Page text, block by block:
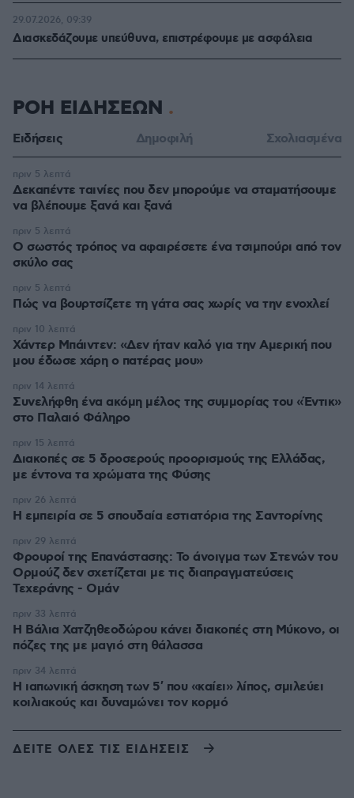
Διασκεδάζουμε υπεύθυνα, επιστρέφουμε με ασφάλεια
29.07.2026, 09:39
ΡΟΗ ΕΙΔΗΣΕΩΝ
Ειδήσεις Δημοφιλή Σχολιασμένα
Δεκαπέντε ταινίες που δεν μπορούμε να σταματήσουμε
να βλέπουμε ξανά και ξανά
πριν 5 λεπτά
Ο σωστός τρόπος να αφαιρέσετε ένα τσιμπούρι από τον
σκύλο σας
πριν 5 λεπτά
Πώς να βουρτσίζετε τη γάτα σας χωρίς να την ενοχλεί
πριν 5 λεπτά
Χάντερ Μπάιντεν: «Δεν ήταν καλό για την Αμερική που
μου έδωσε χάρη ο πατέρας μου»
πριν 10 λεπτά
Συνελήφθη ένα ακόμη μέλος της συμμορίας του «Έντικ»
στο Παλαιό Φάληρο
πριν 14 λεπτά
Διακοπές σε 5 δροσερούς προορισμούς της Ελλάδας,
με έντονα τα χρώματα της Φύσης
πριν 15 λεπτά
Η εμπειρία σε 5 σπουδαία εστιατόρια της Σαντορίνης
πριν 26 λεπτά
Φρουροί της Επανάστασης: Το άνοιγμα των Στενών του
Ορμούζ δεν σχετίζεται με τις διαπραγματεύσεις
Τεχεράνης - Ομάν
πριν 29 λεπτά
Η Βάλια Χατζηθεοδώρου κάνει διακοπές στη Μύκονο, οι
πόζες της με μαγιό στη θάλασσα
πριν 33 λεπτά
Η ιαπωνική άσκηση των 5′ που «καίει» λίπος, σμιλεύει
κοιλιακούς και δυναμώνει τον κορμό
πριν 34 λεπτά
ΔΕΙΤΕ ΟΛΕΣ ΤΙΣ ΕΙΔΗΣΕΙΣ